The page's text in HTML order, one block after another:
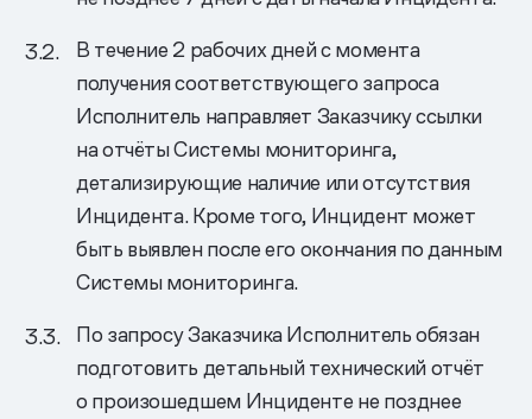
В течение 2 рабочих дней с момента
получения соответствующего запроса
Исполнитель направляет Заказчику ссылки
на отчёты Системы мониторинга,
детализирующие наличие или отсутствия
Инцидента. Кроме того, Инцидент может
быть выявлен после его окончания по данным
Системы мониторинга.
По запросу Заказчика Исполнитель обязан
подготовить детальный технический отчёт
о произошедшем Инциденте не позднее